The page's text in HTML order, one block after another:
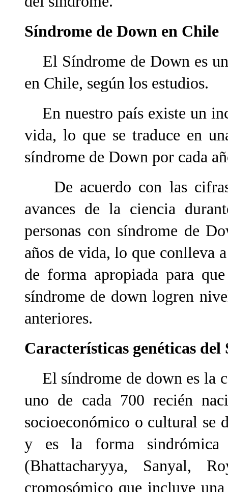
Síndrome de Down en Chile
El Síndrome de Down es
en Chile, según los estudios.
En nuestro país existe un
vida, lo que se traduce en
síndrome de Down por cada
De acuerdo con las cifras
avances de la ciencia
personas con síndrome de
años de vida, lo que conlleva
de forma apropiada para
síndrome de down logren
anteriores.
Características genéticas
El síndrome de down es la
uno de cada 700 recién
socioeconómico o cultural se
y es la forma sindrómica
(Bhattacharyya, Sanyal,
cromosómico que incluye